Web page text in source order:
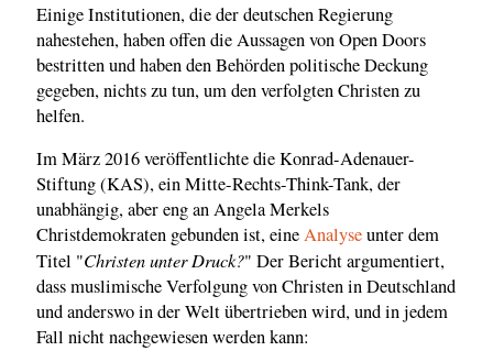
Einige Institutionen, die der deutschen Regierung
nahestehen, haben offen die Aussagen von Open Doors
bestritten und haben den Behörden politische Deckung
gegeben, nichts zu tun, um den verfolgten Christen zu
helfen.
Im März 2016 veröffentlichte die Konrad-Adenauer-
Stiftung (KAS), ein Mitte-Rechts-Think-Tank, der
unabhängig, aber eng an Angela Merkels
Christdemokraten gebunden ist, eineAnalyseunter dem
Titel "Christen unter Druck?" Der Bericht argumentiert,
dass muslimische Verfolgung von Christen in Deutschland
und anderswo in der Welt übertrieben wird, und in jedem
Fall nicht nachgewiesen werden kann: